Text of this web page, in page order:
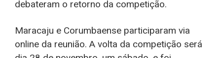
debateram o retorno da competição.
Maracaju e Corumbaense participaram via
online da reunião. A volta da competição será